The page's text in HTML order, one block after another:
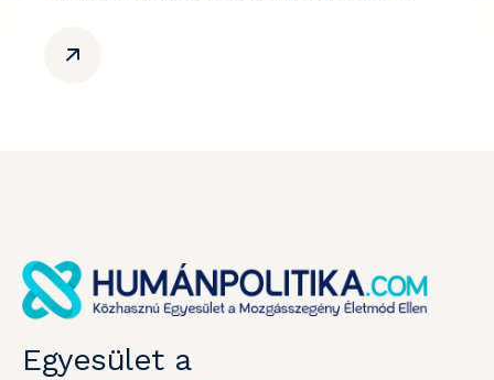
Egyesület a